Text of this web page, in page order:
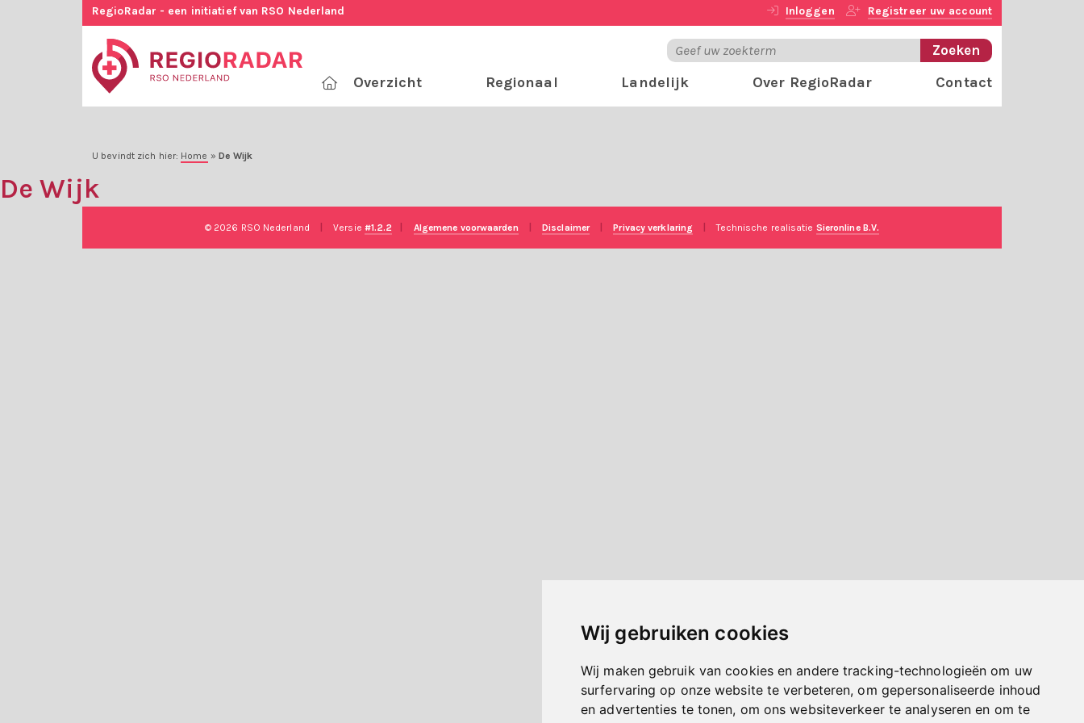
Wij gebruiken cookies
Wij maken gebruik van cookies en andere tracking-technologieën om uw
surfervaring op onze website te verbeteren, om gepersonaliseerde inhoud
en advertenties te tonen, om ons websiteverkeer te analyseren en om te
RegioRadar - een initiatief van RSO Nederland Inloggen Registreer uw account
Overzicht Regionaal Landelijk Over RegioRadar Contact
U bevindt zich hier: Home » De Wijk
De Wijk
© 2026 RSO Nederland Versie #1.2.2 Algemene voorwaarden Disclaimer Privacy verklaring Technische realisatie Sieronline B.V.